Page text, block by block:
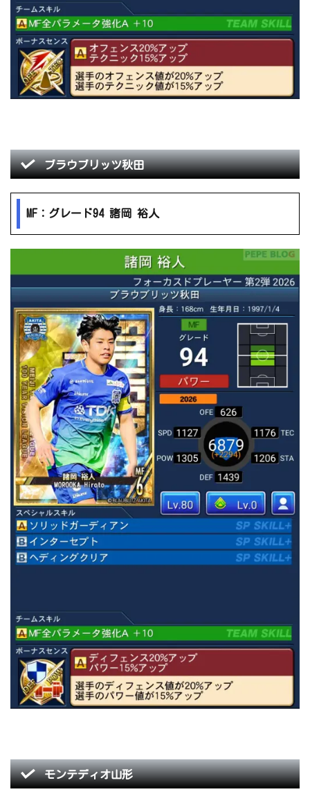
ブラウブリッツ秋田
MF：グレード94 諸岡 裕人
モンテディオ山形